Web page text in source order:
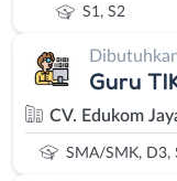
S1, S2
Guru
CV. Edukom
SMA/SMK, D3,